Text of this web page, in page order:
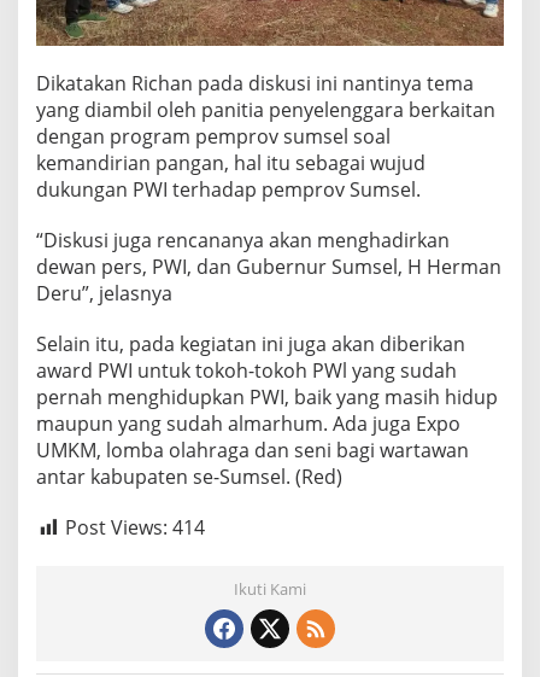
Dikatakan Richan pada diskusi ini nantinya tema
yang diambil oleh panitia penyelenggara berkaitan
dengan program pemprov sumsel soal
kemandirian pangan, hal itu sebagai wujud
dukungan PWI terhadap pemprov Sumsel.
“Diskusi juga rencananya akan menghadirkan
dewan pers, PWI, dan Gubernur Sumsel, H Herman
Deru”, jelasnya
Selain itu, pada kegiatan ini juga akan diberikan
award PWI untuk tokoh-tokoh PWl yang sudah
pernah menghidupkan PWI, baik yang masih hidup
maupun yang sudah almarhum. Ada juga Expo
UMKM, lomba olahraga dan seni bagi wartawan
antar kabupaten se-Sumsel. (Red)
Post Views: 414
Ikuti Kami